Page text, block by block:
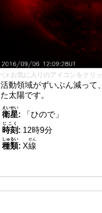
👈 お気に入りのアイコンをクリッ
活動領域がずいぶん減って
た太陽です。
衛星
えいせい
:
「ひので」
時刻
じこく
: 12時9分
種類
しゅるい
: X線
せん